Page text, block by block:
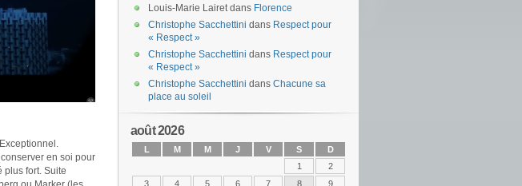
en soi pour
plus fort. Suite
Louis-Marie Lairetdans Florence
Christophe Sacchettini dans Respect pour
« Respect »
Christophe Sacchettini dans Respect pour
« Respect »
Christophe Sacchettini dans Chacune sa
place au soleil
août 2026
L M M J V S D
1
2
3
4 5 6 7 8
9